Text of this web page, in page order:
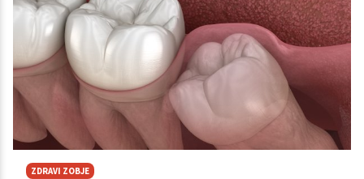
novim kostnim tkivom ali z brazgotino. Poseg navadno opravi
specialist oralni kirurg, parodontolog ali endodont.
ZDRAVI ZOBJE